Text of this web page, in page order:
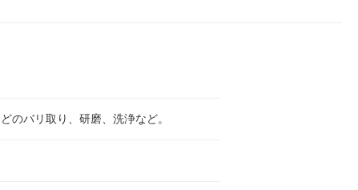
のバリ取り、研磨、洗浄など。